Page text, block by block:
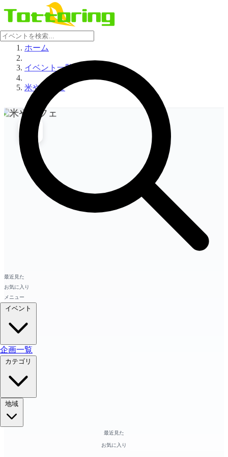
最近見た
お気に入り
メニュー
企画一覧
最近見た
お気に入り
ホーム
イベント一覧
米やカフェ
ベ
ン
ト
画
像
を
表
示